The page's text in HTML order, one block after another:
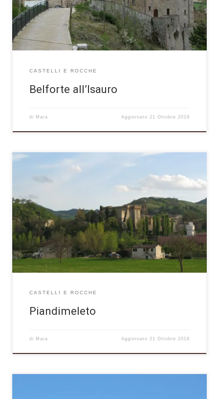
panorama che lo circonda: principalmente spicca la sagoma
[…]
CASTELLI E ROCCHE
Belforte all’Isauro
di Mara Aggiornato 21 Ottobre 2019
Piandimeleto è un caratteristico borgo situato nell’alta valle del
fiume Foglia, in prossimità dei monti dell’appennino dove il
confine toscano si addentra nel territorio pesarese con il
comune di Sestino, appartenente alla provincia di Arezzo. La
storia del paese, il cui antico nome era Planus Mileti, si
identifica principalmente con […]
CASTELLI E ROCCHE
Piandimeleto
di Mara Aggiornato 21 Ottobre 2019